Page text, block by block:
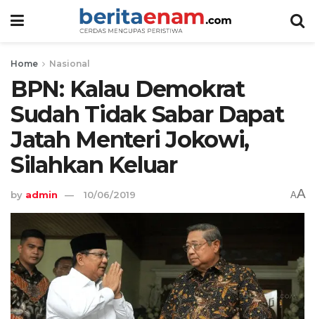
Home Nasional
BPN: Kalau Demokrat
Sudah Tidak Sabar Dapat
Jatah Menteri Jokowi,
Silahkan Keluar
by admin 10/06/2019 AA